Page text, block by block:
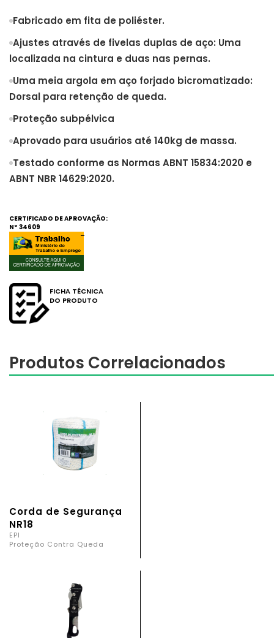
Fabricado em fita de poliéster.
Ajustes através de fivelas duplas de aço: Uma
localizada na cintura e duas nas pernas.
Uma meia argola em aço forjado bicromatizado:
Dorsal para retenção de queda.
Proteção subpélvica
Aprovado para usuários até 140kg de massa.
Testado conforme as Normas ABNT 15834:2020 e
ABNT NBR 14629:2020.
CERTIFICADO DE APROVAÇÃO:
Nº 34609
FICHA TÉCNICA
DO PRODUTO
Produtos Correlacionados
Corda de Segurança
NR18
EPI
Proteção Contra Queda